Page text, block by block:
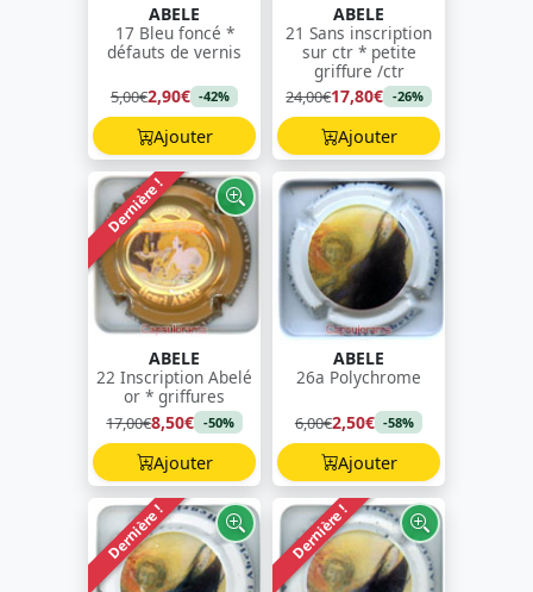
ABELE
17 Bleu foncé *
défauts de vernis
5,00€2,90€ -42%
Ajouter
ABELE
21 Sans inscription
sur ctr * petite
griffure /ctr
24,00€17,80€ -26%
Ajouter
Dernière !
ABELE
22 Inscription Abelé
or * griffures
17,00€8,50€ -50%
Ajouter
ABELE
26a Polychrome
6,00€2,50€ -58%
Ajouter
Dernière ! Dernière !